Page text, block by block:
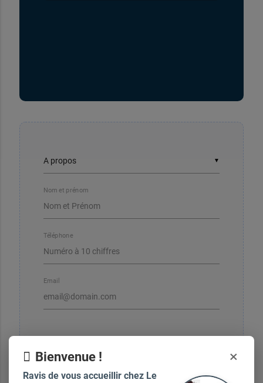
▼
Nom et prénom
Téléphone
Email
Votre message
Bienvenue ! ×
Ravis de vous accueillir chez Le